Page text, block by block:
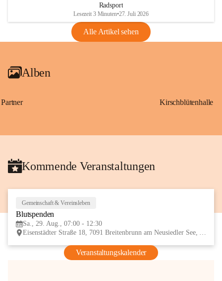
VBl. EU Nr. 18_2026
Radsport
Lesezeit 3 Minuten•27. Juli 2026
Alle Artikel sehen
Alben
Partner Kirschblütenhalle
Kommende Veranstaltungen
Gemeinschaft & Vereinsleben
Blutspenden
Sa., 29. Aug., 07:00 - 12:30
Eisenstädter Straße 18, 7091 Breitenbrunn am Neusiedler See, AUT
Veranstaltungskalender